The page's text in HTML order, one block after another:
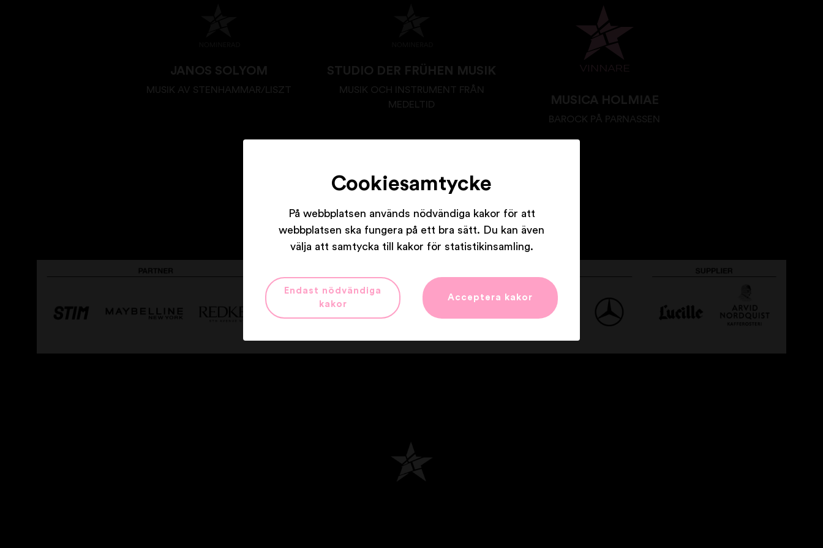
JANOS SOLYOM
MUSIK AV STENHAMMAR/LISZT
STUDIO DER FRÜHEN MUSIK
MUSIK OCH INSTRUMENT FRÅN
MEDELTID
MUSICA HOLMIAE
BAROCK PÅ PARNASSEN
Våra partners
Cookiesamtycke
På webbplatsen används nödvändiga kakor för att
webbplatsen ska fungera på ett bra sätt. Du kan även
välja att samtycka till kakor för statistikinsamling.
Endast nödvändiga
kakor
Acceptera kakor